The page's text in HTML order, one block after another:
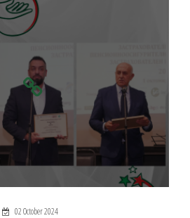
02 October 2024